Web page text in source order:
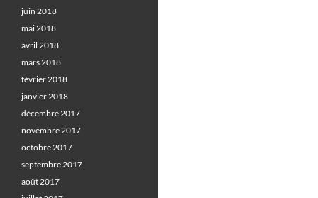
juin 2018
mai 2018
avril 2018
mars 2018
février 2018
janvier 2018
décembre 2017
novembre 2017
octobre 2017
septembre 2017
août 2017